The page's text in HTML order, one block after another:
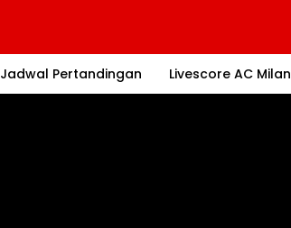
Jadwal Pertandingan Livescore AC Milan